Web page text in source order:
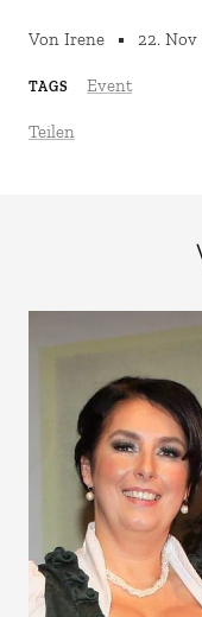
Von Irene 22. Nov
TAGS Event
Teilen